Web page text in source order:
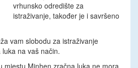
vrhunsko odredište za
istraživanje, također je i savršeno
vam slobodu za istraživanje
na vaš način.
mjestu Minhen zračna luka ne mora